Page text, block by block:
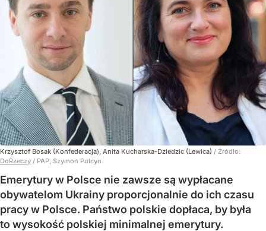
Krzysztof Bosak (Konfederacja), Anita Kucharska-Dziedzic (Lewica) / Źródło:
DoRzeczy / PAP, Szymon Pulcyn
Emerytury w Polsce nie zawsze są wypłacane
obywatelom Ukrainy proporcjonalnie do ich czasu
pracy w Polsce. Państwo polskie dopłaca, by była
to wysokość polskiej minimalnej emerytury.